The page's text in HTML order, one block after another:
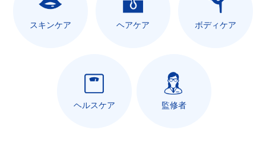
スキンケア ヘアケア ボディケア
ヘルスケア 監修者